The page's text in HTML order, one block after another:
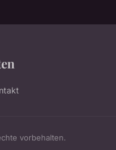
vorbehalten.